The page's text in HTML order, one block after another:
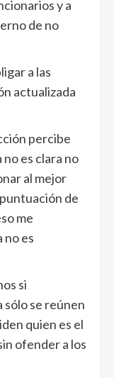
y a
de no
a las
actualizada
percibe
es clara no
al mejor
de
me
no es
si
sólo se reúnen
quien es el
ofender a los